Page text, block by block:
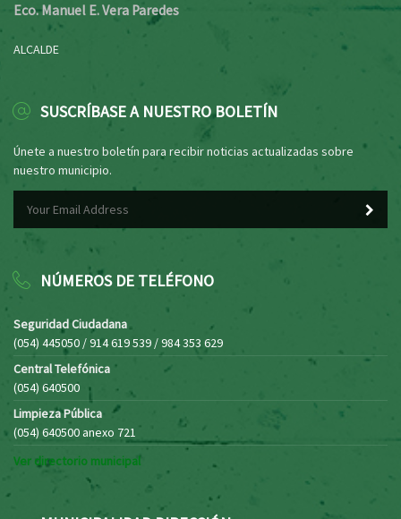
Eco. Manuel E. Vera Paredes
ALCALDE
SUSCRÍBASE A NUESTRO BOLETÍN
Únete a nuestro boletín para recibir noticias actualizadas sobre
nuestro municipio.
NÚMEROS DE TELÉFONO
Seguridad Ciudadana
(054) 445050 / 914 619 539 / 984 353 629
Central Telefónica
(054) 640500
Limpieza Pública
(054) 640500 anexo 721
Ver directorio municipal